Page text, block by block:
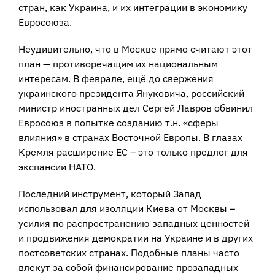
стран, как Украина, и их интеграции в экономику
Евросоюза.
Неудивительно, что в Москве прямо считают этот
план — противоречащим их национальным
интересам. В феврале, ещё до свержения
украинского президента Януковича, российский
министр иностранных дел Сергей Лавров обвинил
Евросоюз в попытке созданию т.н. «сферы
влияния» в странах Восточной Европы. В глазах
Кремля расширение ЕС – это только предлог для
экспансии НАТО.
Последний инструмент, который Запад
использовал для изоляции Киева от Москвы –
усилия по распространению западных ценностей
и продвижения демократии на Украине и в других
постсоветских странах. Подобные планы часто
влекут за собой финансирование прозападных